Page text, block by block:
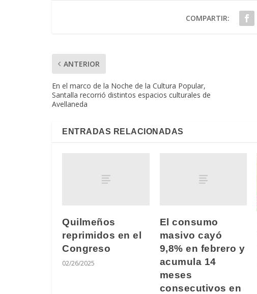
COMPARTIR:
ANTERIOR
En el marco de la Noche de la Cultura Popular,
Santalla recorrió distintos espacios culturales de
Avellaneda
ENTRADAS RELACIONADAS
Quilmeños
reprimidos en el
Congreso
02/26/2025
El consumo
masivo cayó
9,8% en febrero y
acumula 14
meses
consecutivos en